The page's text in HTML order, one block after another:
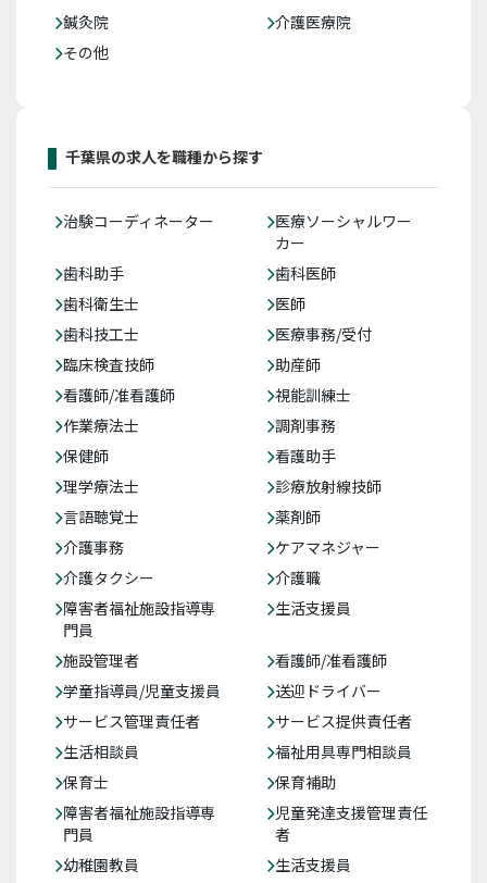
鍼灸院
介護医療院
その他
千葉県の求人を職種から探す
治験コーディネーター
医療ソーシャルワー
カー
歯科助手
歯科医師
歯科衛生士
医師
歯科技工士
医療事務/受付
臨床検査技師
助産師
看護師/准看護師
視能訓練士
作業療法士
調剤事務
保健師
看護助手
理学療法士
診療放射線技師
言語聴覚士
薬剤師
介護事務
ケアマネジャー
介護タクシー
介護職
障害者福祉施設指導専
門員
生活支援員
施設管理者
看護師/准看護師
学童指導員/児童支援員
送迎ドライバー
サービス管理責任者
サービス提供責任者
生活相談員
福祉用具専門相談員
保育士
保育補助
障害者福祉施設指導専
門員
児童発達支援管理責任
者
幼稚園教員
生活支援員